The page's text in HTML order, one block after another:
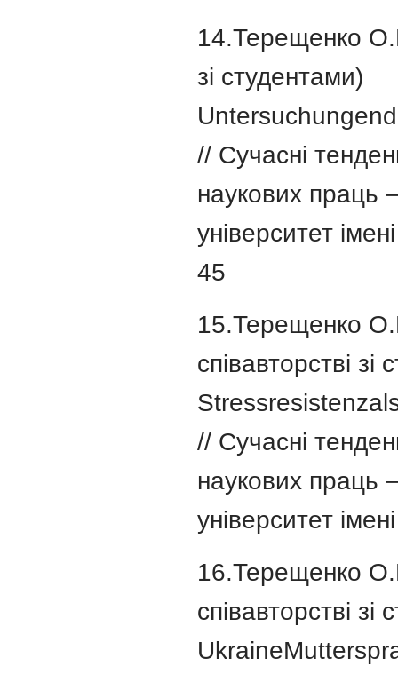
14.Терещенко
зі студентами)
// Сучасні
наукових праць
університет
45
15.Терещенко
співавторстві зі
// Сучасні
наукових праць
університет
16.Терещенко
співавторстві